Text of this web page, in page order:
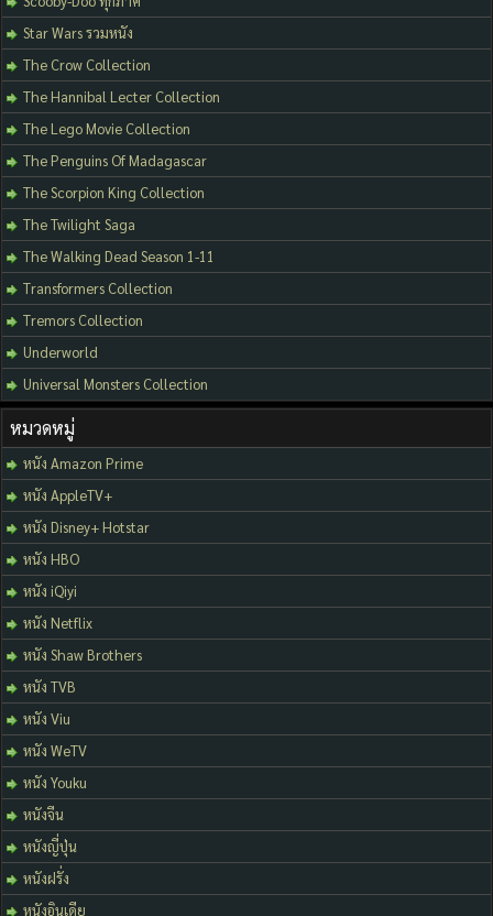
Star Wars รวมหนัง
The Crow Collection
The Hannibal Lecter Collection
The Lego Movie Collection
The Penguins Of Madagascar
The Scorpion King Collection
The Twilight Saga
The Walking Dead Season 1-11
Transformers Collection
Tremors Collection
Underworld
Universal Monsters Collection
หมวดหมู่
หนัง Amazon Prime
หนัง AppleTV+
หนัง Disney+ Hotstar
หนัง HBO
หนัง iQiyi
หนัง Netflix
หนัง Shaw Brothers
หนัง TVB
หนัง Viu
หนัง WeTV
หนัง Youku
หนังจีน
หนังญี่ปุ่น
หนังฝรั่ง
หนังอินเดีย